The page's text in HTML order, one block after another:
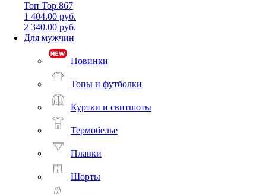
Топ Top.867
1 404.00 руб.
2 340.00 руб.
Для мужчин
Новинки
Топы и футболки
Куртки и свитшоты
Термобелье
Плавки
Шорты